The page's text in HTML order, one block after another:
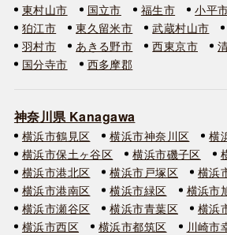
東村山市
国立市 福生市 小平
狛江市
東久留米市 武蔵村山市
羽村市
あきる野市 西東京市
国分寺市
西多摩郡
神奈川県 Kanagawa
横浜市鶴見区 横浜市神奈川区
横
横浜市保土ヶ谷区
横浜市磯子区
横浜市港北区
横浜市戸塚区
横浜
横浜市港南区
横浜市緑区 横浜市
横浜市瀬谷区
横浜市青葉区
横浜
横浜市西区
横浜市都筑区
川崎市